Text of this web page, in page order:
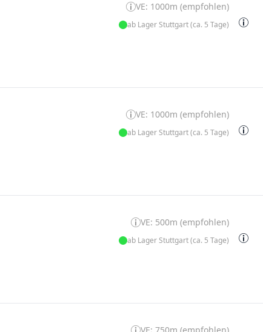
VE: 1000m (empfohlen)
ab Lager Stuttgart (ca. 5 Tage)
VE: 1000m (empfohlen)
ab Lager Stuttgart (ca. 5 Tage)
VE: 500m (empfohlen)
ab Lager Stuttgart (ca. 5 Tage)